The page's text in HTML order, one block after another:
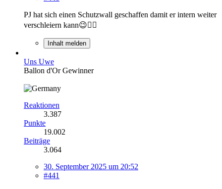
PJ hat sich einen Schutzwall geschaffen damit er intern weiter
verschleiern kann😉✌🏻
Inhalt melden
Uns Uwe
Ballon d'Or Gewinner
Reaktionen
3.387
Punkte
19.002
Beiträge
3.064
30. September 2025 um 20:52
#441